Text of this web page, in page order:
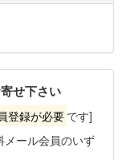
せ下さい
登録が必要 です]
メール会員のいず